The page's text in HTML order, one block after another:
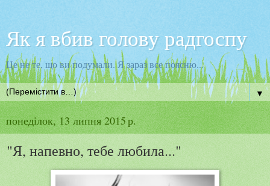
Як я вбив голову радгоспу
Це не те, що ви подумали. Я зараз все поясню...
▼
понеділок, 13 липня 2015 р.
"Я, напевно, тебе любила..."